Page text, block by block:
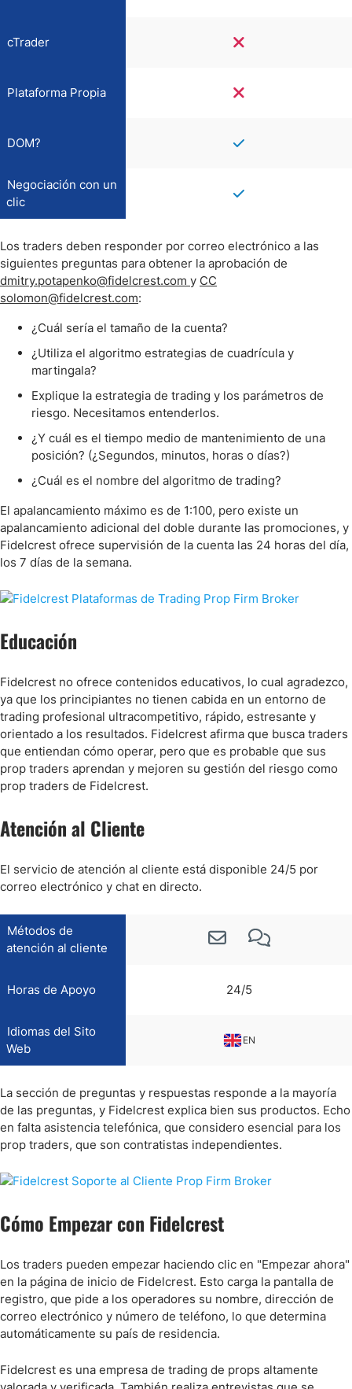
cTrader
Plataforma Propia
DOM?
Negociación con un
clic
Los traders deben responder por correo electrónico a las
siguientes preguntas para obtener la aprobación de
dmitry.potapenko@fidelcrest.com y CC
solomon@fidelcrest.com:
¿Cuál sería el tamaño de la cuenta?
¿Utiliza el algoritmo estrategias de cuadrícula y
martingala?
Explique la estrategia de trading y los parámetros de
riesgo. Necesitamos entenderlos.
¿Y cuál es el tiempo medio de mantenimiento de una
posición? (¿Segundos, minutos, horas o días?)
¿Cuál es el nombre del algoritmo de trading?
El apalancamiento máximo es de 1:100, pero existe un
apalancamiento adicional del doble durante las promociones, y
Fidelcrest ofrece supervisión de la cuenta las 24 horas del día,
los 7 días de la semana.
Educación
Fidelcrest no ofrece contenidos educativos, lo cual agradezco,
ya que los principiantes no tienen cabida en un entorno de
trading profesional ultracompetitivo, rápido, estresante y
orientado a los resultados. Fidelcrest afirma que busca traders
que entiendan cómo operar, pero que es probable que sus
prop traders aprendan y mejoren su gestión del riesgo como
prop traders de Fidelcrest.
Atención al Cliente
El servicio de atención al cliente está disponible 24/5 por
correo electrónico y chat en directo.
Métodos de
atención al cliente
Horas de Apoyo 24/5
Idiomas del Sito
Web
EN
La sección de preguntas y respuestas responde a la mayoría
de las preguntas, y Fidelcrest explica bien sus productos. Echo
en falta asistencia telefónica, que considero esencial para los
prop traders, que son contratistas independientes.
Cómo Empezar con Fidelcrest
Los traders pueden empezar haciendo clic en "Empezar ahora"
en la página de inicio de Fidelcrest. Esto carga la pantalla de
registro, que pide a los operadores su nombre, dirección de
correo electrónico y número de teléfono, lo que determina
automáticamente su país de residencia.
Fidelcrest es una empresa de trading de props altamente